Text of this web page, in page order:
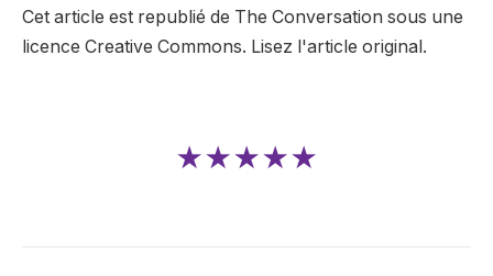
Cet article est republié de The Conversation sous une
licence Creative Commons. Lisez l'article original.
★★★★★